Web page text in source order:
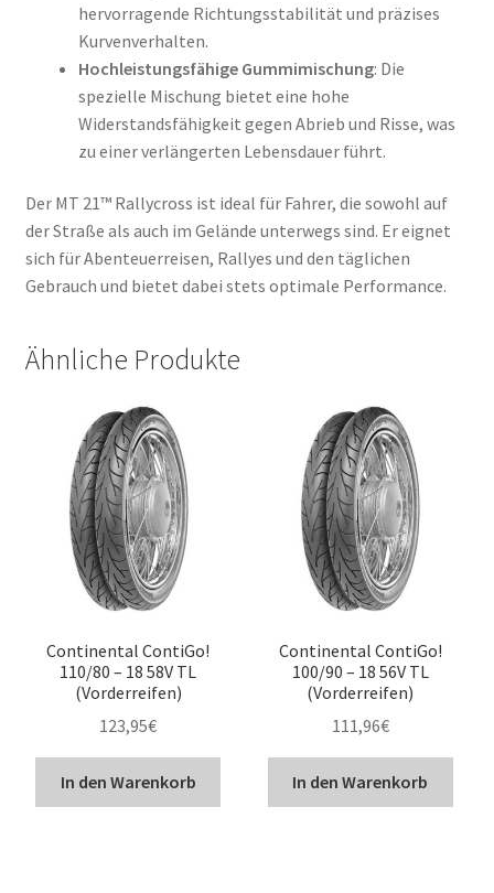
hervorragende Richtungsstabilität und präzises
Kurvenverhalten.
Hochleistungsfähige Gummimischung: Die
spezielle Mischung bietet eine hohe
Widerstandsfähigkeit gegen Abrieb und Risse, was
zu einer verlängerten Lebensdauer führt.
Der MT 21™ Rallycross ist ideal für Fahrer, die sowohl auf
der Straße als auch im Gelände unterwegs sind. Er eignet
sich für Abenteuerreisen, Rallyes und den täglichen
Gebrauch und bietet dabei stets optimale Performance.
Ähnliche Produkte
Continental ContiGo!
110/80 – 18 58V TL
(Vorderreifen)
123,95€
In den Warenkorb
Continental ContiGo!
100/90 – 18 56V TL
(Vorderreifen)
111,96€
In den Warenkorb